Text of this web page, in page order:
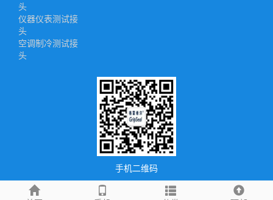
头
仪器仪表测试接
头
空调制冷测试接
头
手机二维码